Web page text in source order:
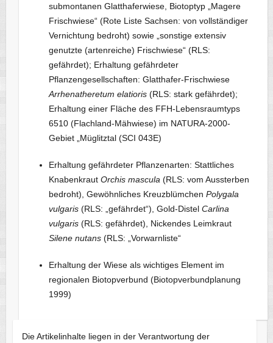
submontanen Glatthaferwiese, Biotoptyp „Magere
Frischwiese“ (Rote Liste Sachsen: von vollständiger
Vernichtung bedroht) sowie „sonstige extensiv
genutzte (artenreiche) Frischwiese“ (RLS:
gefährdet); Erhaltung gefährdeter
Pflanzengesellschaften: Glatthafer-Frischwiese
Arrhenatheretum elatioris(RLS: stark gefährdet);
Erhaltung einer Fläche des FFH-Lebensraumtyps
6510 (Flachland-Mähwiese) im NATURA-2000-
Gebiet „Müglitztal (SCI 043E)
Erhaltung gefährdeter Pflanzenarten: Stattliches
KnabenkrautOrchis mascula(RLS: vom Aussterben
bedroht), Gewöhnliches KreuzblümchenPolygala
vulgaris(RLS: „gefährdet“), Gold-DistelCarlina
vulgaris(RLS: gefährdet), Nickendes Leimkraut
Silene nutans(RLS: „Vorwarnliste“
Erhaltung der Wiese als wichtiges Element im
regionalen Biotopverbund (Biotopverbundplanung
1999)
Die Artikelinhalte liegen in der Verantwortung der